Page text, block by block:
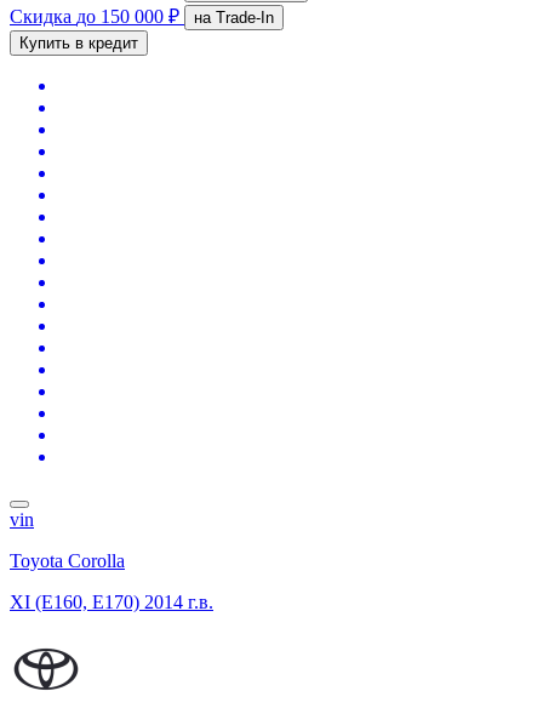
Скидка до 150 000 ₽
на Trade-In
Купить в кредит
vin
Toyota Corolla
XI (E160, E170) 2014 г.в.